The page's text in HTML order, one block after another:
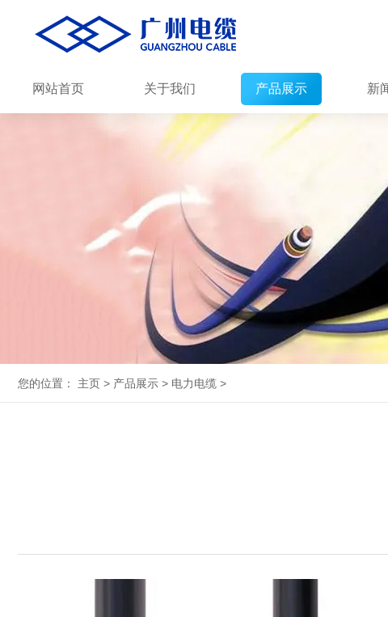
网站首页 关于我们 产品展示 新
您的位置： 主页 > 产品展示 > 电力电缆 >